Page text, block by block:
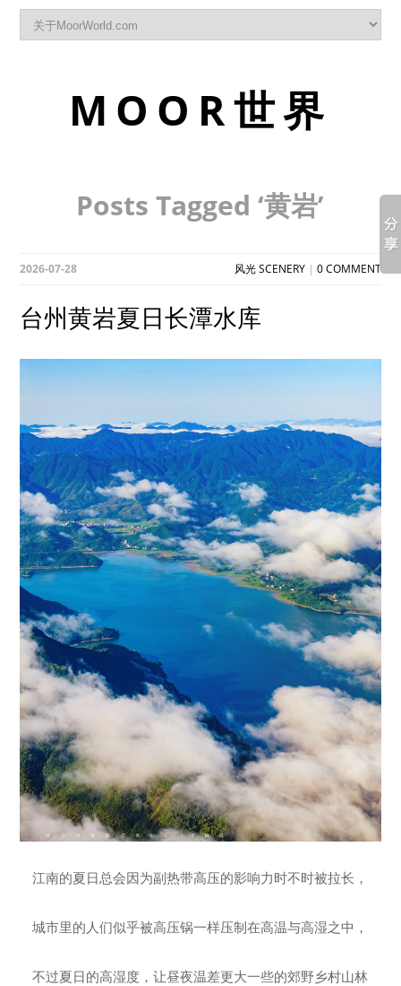
MOOR世界
Posts Tagged ‘黄岩’
2026-07-28 风光 SCENERY| 0 COMMENT
台州黄岩夏日长潭水库
江南的夏日总会因为副热带高压的影响力时不时被拉长，
城市里的人们似乎被高压锅一样压制在高温与高湿之中，
不过夏日的高湿度，让昼夜温差更大一些的郊野乡村山林